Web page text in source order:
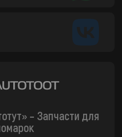
– Запчасти для